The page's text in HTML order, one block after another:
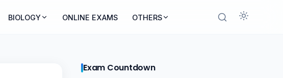
BIOLOGY ONLINE EXAMS OTHERS
Exam Countdown